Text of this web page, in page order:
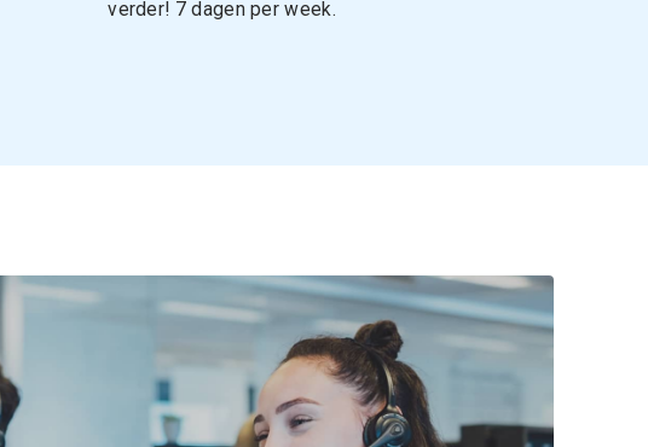
verder! 7 dagen per week.